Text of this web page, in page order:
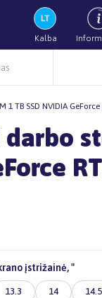
Kalba
TB SSD NVIDIA
įstrižainė, "
13.3 14 14.5